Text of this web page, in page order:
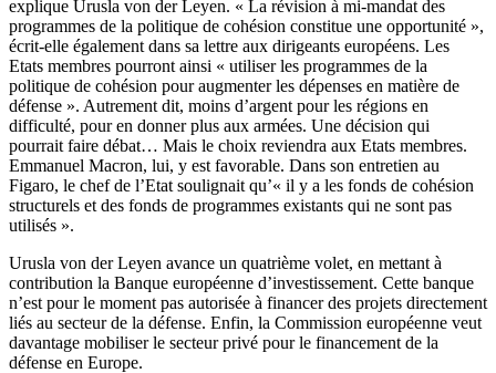
explique Urusla von der Leyen. « La révision à mi-mandat des
programmes de la politique de cohésion constitue une opportunité »,
écrit-elle également dans sa lettre aux dirigeants européens. Les
Etats membres pourront ainsi « utiliser les programmes de la
politique de cohésion pour augmenter les dépenses en matière de
défense ». Autrement dit, moins d’argent pour les régions en
difficulté, pour en donner plus aux armées. Une décision qui
pourrait faire débat… Mais le choix reviendra aux Etats membres.
Emmanuel Macron, lui, y est favorable. Dans son entretien au
Figaro, le chef de l’Etat soulignait qu’« il y a les fonds de cohésion
structurels et des fonds de programmes existants qui ne sont pas
utilisés ».
Urusla von der Leyen avance un quatrième volet, en mettant à
contribution la Banque européenne d’investissement. Cette banque
n’est pour le moment pas autorisée à financer des projets directement
liés au secteur de la défense. Enfin, la Commission européenne veut
davantage mobiliser le secteur privé pour le financement de la
défense en Europe.